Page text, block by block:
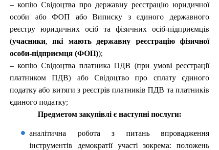
– копію Свідоцтва про державну реєстрацію юридичної
особи або ФОП або Виписку з єдиного державного
реєстру юридичних осіб та фізичних осіб-підприємців
(учасники,які мають державну реєстрацію фізичної
особи-підприємця (ФОП));
– копію Свідоцтва платника ПДВ (при умові реєстрації
платником ПДВ) або Свідоцтво про сплату єдиного
податку або витяги з реєстрів платників ПДВ та платників
єдиного податку;
Предметом закупівлі є наступні послуги:
аналітична робота з питань впровадження
інструментів демократії участі зокрема: положень